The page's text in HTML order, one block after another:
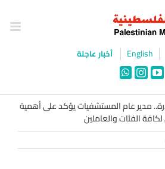
English أخبار عاجلة
YouTube
Instagram
WhatsApp
مدير عام المستشفيات يؤكد على أهمية
الفئات والعاملين